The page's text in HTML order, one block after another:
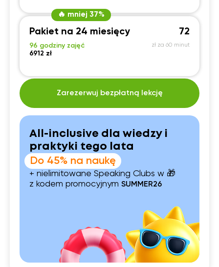
🔥 mniej 37%
Pakiet na 24 miesięcy
96 godziny zajęć
6912 zł
72
zł za 60 minut
Zarezerwuj bezpłatną lekcję
All-inclusive dla wiedzy i
praktyki tego lata
Do 45% na naukę
+ nielimitowane Speaking Clubs w 🎁
z kodem promocyjnym SUMMER26